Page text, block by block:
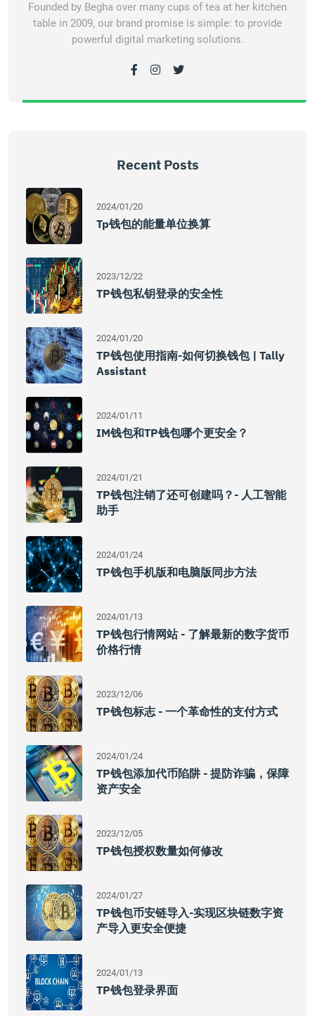
Founded by Begha over many cups of tea at her kitchen
table in 2009, our brand promise is simple: to provide
powerful digital marketing solutions.
Recent Posts
2024/01/20
Tp钱包的能量单位换算
2023/12/22
TP钱包私钥登录的安全性
2024/01/20
TP钱包使用指南-如何切换钱包 | Tally
Assistant
2024/01/11
IM钱包和TP钱包哪个更安全？
2024/01/21
TP钱包注销了还可创建吗？- 人工智能
助手
2024/01/24
TP钱包手机版和电脑版同步方法
2024/01/13
TP钱包行情网站 - 了解最新的数字货币
价格行情
2023/12/06
TP钱包标志 - 一个革命性的支付方式
2024/01/24
TP钱包添加代币陷阱 - 提防诈骗，保障
资产安全
2023/12/05
TP钱包授权数量如何修改
2024/01/27
TP钱包币安链导入-实现区块链数字资
产导入更安全便捷
2024/01/13
TP钱包登录界面